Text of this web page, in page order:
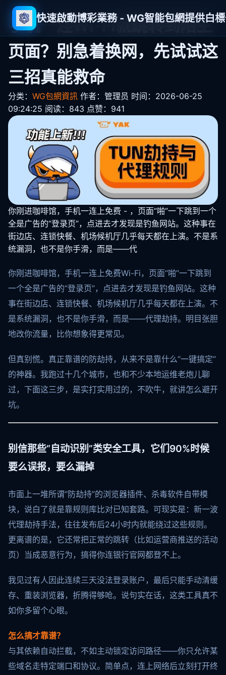
快速啟動博彩業務 - WG智能包網提供白
手机一连Wi-Fi就跳转到陌生
页面？别急着换网，先试试这
三招真能救命
分类： WG包網資訊 作者：管理员 时间：2026-06-25
09:24:25 阅读：843 点赞：941
你刚进咖啡馆，手机一连上免费 - ，页面“啪”一下跳到一个
全是广告的“登录页”，点进去才发现是钓鱼网站。这种事在
街边店、连锁快餐、机场候机厅几乎每天都在上演。不是系
统漏洞，也不是你手滑，而是——代
你刚进咖啡馆，手机一连上免费Wi-Fi，页面“啪”一下跳到
一个全是广告的“登录页”，点进去才发现是钓鱼网站。这种
事在街边店、连锁快餐、机场候机厅几乎每天都在上演。不
是系统漏洞，也不是你手滑，而是——代理劫持。明目张胆
地改你流量，比你想象得更常见。
但真别慌。真正靠谱的防劫持，从来不是靠什么“一键搞定”
的神器。我跑过十几个城市，也和不少本地运维老炮儿聊
过，下面这三步，是实打实用过的，不吹牛，就讲怎么避开
坑。
别信那些“自动识别”类安全工具，它们90%时候
要么误报，要么漏掉
市面上一堆所谓“防劫持”的浏览器插件、杀毒软件自带模
块，说白了就是靠规则库比对已知套路。可现实是：新一波
代理劫持手法，往往发布后24小时内就能绕过这些规则。
更离谱的是，它还常把正常的跳转（比如运营商推送的活动
页）当成恶意行为，搞得你连银行官网都登不上。
我见过有人因此连续三天没法登录账户，最后只能手动清缓
存、重装浏览器，折腾得够呛。说句实在话，这类工具真不
如你多留个心眼。
怎么搞才靠谱？
与其依赖自动拦截，不如主动锁定访问路径——你只允许某
些域名走特定端口和协议。简单点，连上网络后立刻打开终